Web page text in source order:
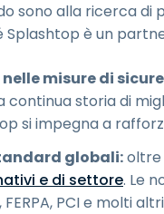
sono alla ricerca
Splashtop è un
misure di
storia di
si impegna a
globali:oltre
e di settore. Le
PCI e molti